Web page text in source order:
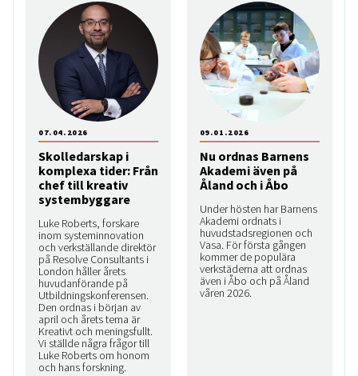
Skolledarskap i
komplexa tider: Från
chef till kreativ
systembyggare
Luke Roberts, forskare
inom systeminnovation
och verkställande direktör
på Resolve Consultants i
London håller årets
huvudanförande på
Utbildningskonferensen.
Den ordnas i början av
april och årets tema är
Kreativt och meningsfullt.
Vi ställde några frågor till
Luke Roberts om honom
och hans forskning.
07.04.2026
Nu ordnas Barnens
Akademi även på
Åland och i Åbo
Under hösten har Barnens
Akademi ordnats i
huvudstadsregionen och
Vasa. För första gången
kommer de populära
verkstäderna att ordnas
även i Åbo och på Åland
våren 2026.
09.01.2026